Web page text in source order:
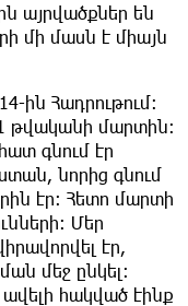
այրվածքներ են
մի մասն է միայն
ին Հադրութում։
թվականի մարտին։
գնում էր
նորից գնում
էր։ Հետո մարտի
Մեր
էր,
մեջ ընկել։
հակված էինք